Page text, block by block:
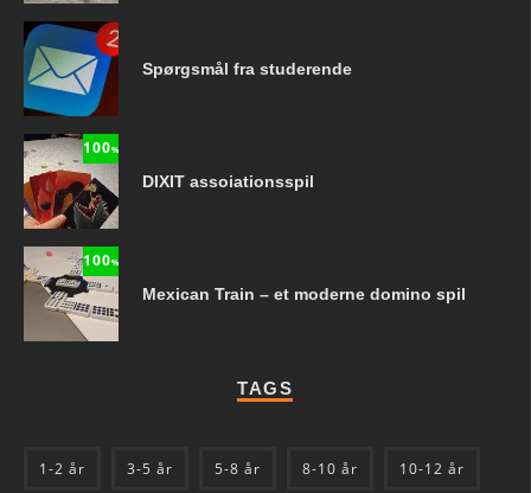
Spørgsmål fra studerende
100%
DIXIT assoiationsspil
100%
Mexican Train – et moderne domino spil
TAGS
1-2 år 3-5 år 5-8 år 8-10 år 10-12 år